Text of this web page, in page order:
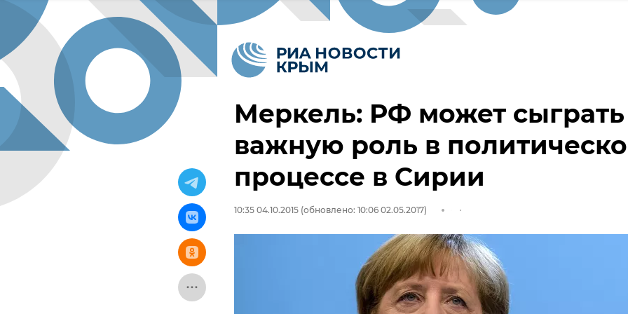
Меркель: РФ может сыграть
важную роль в
процессе в Сирии
10:35 04.10.2015 (обновлено: 10:06 02.05.2017)